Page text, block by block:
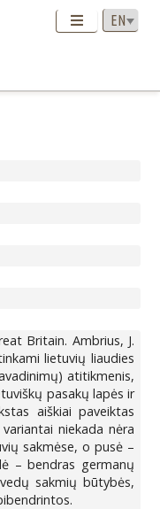
Britain. Ambrius, J.
lietuvių liaudies
atitikmenis,
pasakų lapės ir
aiškiai paveiktas
niekada nėra
sakmėse, o pusė –
– bendras germanų
sakmių būtybės,